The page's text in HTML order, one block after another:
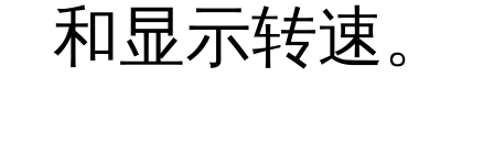
和显示转速。